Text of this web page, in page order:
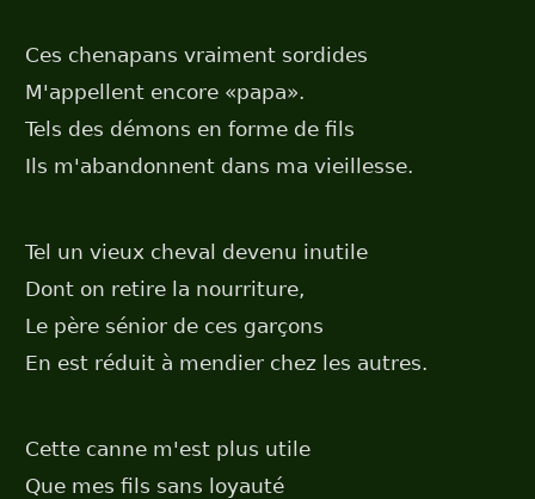
Ces chenapans vraiment sordides
M'appellent encore «papa».
Tels des démons en forme de fils
Ils m'abandonnent dans ma vieillesse.
Tel un vieux cheval devenu inutile
Dont on retire la nourriture,
Le père sénior de ces garçons
En est réduit à mendier chez les autres.
Cette canne m'est plus utile
Que mes fils sans loyauté